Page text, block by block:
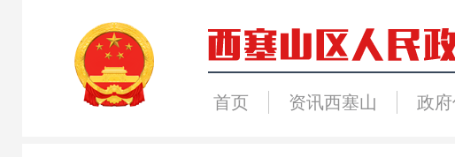
首页 资讯西塞山 政